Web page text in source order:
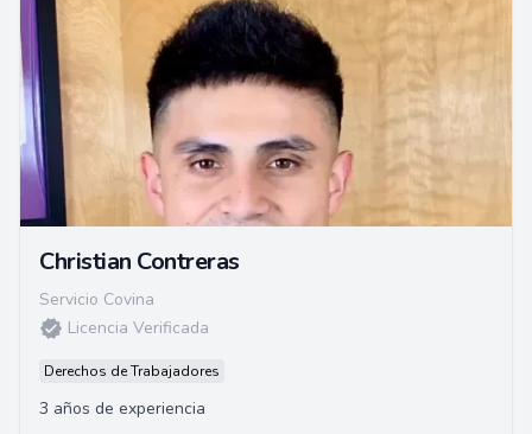
Christian Contreras
Servicio Covina
Licencia Verificada
Derechos de Trabajadores
3 años de experiencia